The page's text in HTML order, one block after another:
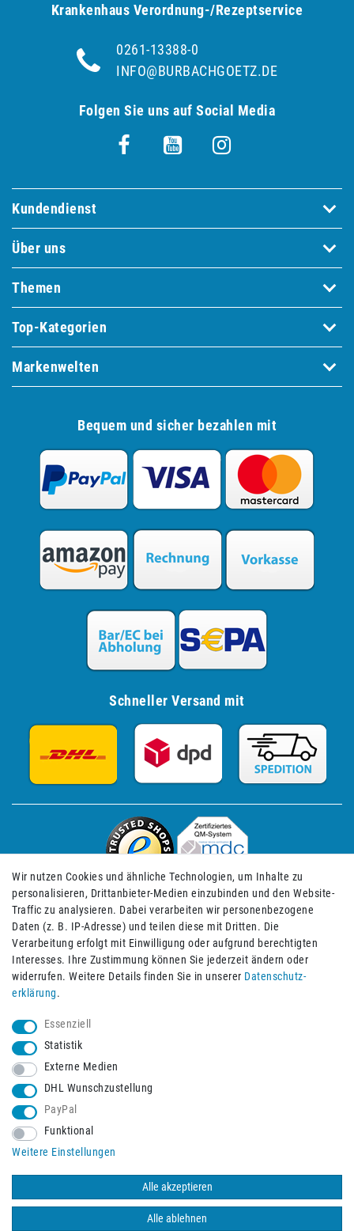
Krankenhaus Verordnung-/Rezeptservice
0261-13388-0
INFO@BURBACHGOETZ.DE
Folgen Sie uns auf Social Media
Kundendienst
Über uns
Themen
Top-Kategorien
Markenwelten
Bequem und sicher bezahlen mit
Schneller Versand mit
Impressum Daten­schutz­erklärung AGB
© 2026 Burbach+Goetz Deutsche Sanitätshaus GmbH
vorbehalten. Alle Preise verstehen sich inklusive der Mehrwertsteuer,
zuzüglich der Versandkosten.
Wir nutzen Cookies und ähnliche Technologien, um Inhalte zu
personalisieren, Drittanbieter-Medien einzubinden und den Website-
Traffic zu analysieren. Dabei verarbeiten wir personenbezogene
Daten (z. B. IP-Adresse) und teilen diese mit Dritten. Die
Verarbeitung erfolgt mit Einwilligung oder aufgrund berechtigten
Interesses. Ihre Zustimmung können Sie jederzeit ändern oder
widerrufen. Weitere Details finden Sie in unserer Daten­schutz­
erklärung.
Essenziell
Statistik
Externe Medien
DHL Wunschzustellung
PayPal
Funktional
Weitere Einstellungen
Alle akzeptieren
Alle ablehnen